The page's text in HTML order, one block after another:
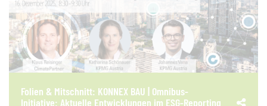
Folien & Mitschnitt: KONNEX BAU | Omnibus-
Initiative: Aktuelle Entwicklungen im ESG-Reporting